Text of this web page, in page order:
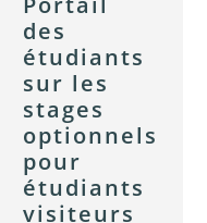
des
étudiants
sur les
stages
optionnels
pour
étudiants
visiteurs